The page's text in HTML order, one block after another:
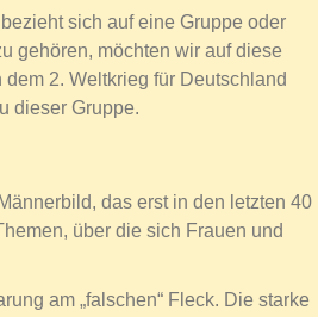
sich auf eine Gruppe oder
gehören, möchten wir auf diese
2. Weltkrieg für Deutschland
dieser Gruppe.
das erst in den letzten 40
über die sich Frauen und
am „falschen“ Fleck. Die starke